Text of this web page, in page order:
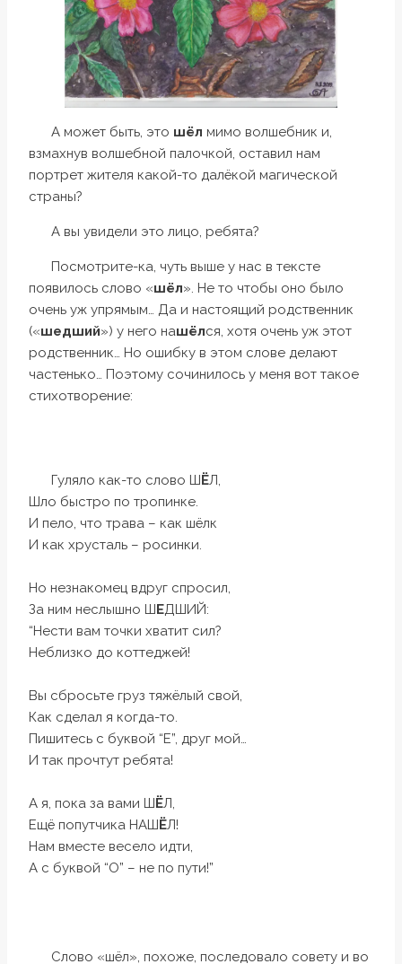
А может быть, это шёл мимо волшебник и,
взмахнув волшебной палочкой, оставил нам
портрет жителя какой-то далёкой магической
страны?
А вы увидели это лицо, ребята?
Посмотрите-ка, чуть выше у нас в тексте
появилось слово «шёл». Не то чтобы оно было
очень уж упрямым… Да и настоящий родственник
(«шедший») у него нашёлся, хотя очень уж этот
родственник… Но ошибку в этом слове делают
частенько… Поэтому сочинилось у меня вот такое
стихотворение:
Гуляло как-то слово ШЁЛ,
Шло быстро по тропинке.
И пело, что трава – как шёлк
И как хрусталь – росинки.
Но незнакомец вдруг спросил,
За ним неслышно ШЕДШИЙ:
“Нести вам точки хватит сил?
Неблизко до коттеджей!
Вы сбросьте груз тяжёлый свой,
Как сделал я когда-то.
Пишитесь с буквой “Е”, друг мой…
И так прочтут ребята!
А я, пока за вами ШЁЛ,
Ещё попутчика НАШЁЛ!
Нам вместе весело идти,
А с буквой “О” – не по пути!”
Слово «шёл», похоже, последовало совету и во